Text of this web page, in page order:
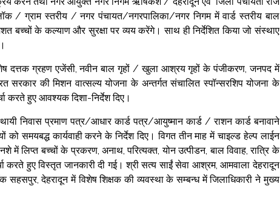
/ ग्राम स्तरीय / नगर पंचायत/नगरपालिका/नगर निगम में वार्ड स्तरीय बाल
बच्चों के कल्याण और सुरक्षा पर व्यय करेंगे। साथ ही निर्देशित किया जो संस्थाए
दत्तक ग्रहण एजेंसी, नवीन बाल गृहों / खुला आश्रय गृहों के पंजीकरण, जनपद में
सरकार की मिशन वात्सल्य योजना के अन्तर्गत संचालित स्पॉन्सरशिप योजना के
करते हुए आवश्यक दिशा-निर्देश दिए।
निवास प्रमाण पत्र/आधार कार्ड पत्र/आयुष्मान कार्ड / राशन कार्ड बनावाने
को समयबद्ध कार्यवाही करने के निर्देश दिए। विगत तीन माह में चाइल्ड हेल्प लाईन
में लिप्त बच्चों के प्रकरण, अनाथ, परित्यक्त, योन उत्पीडन, बाल विवाह, रात्रि के
हुए विस्तृत जानकारी दी गई। श्री सत्य साईं सेवा आश्रम, आमवाला देहरादून
सहसपुर, देहरादून में विशेष शिक्षक की व्यवस्था के सम्बन्ध में जिलाधिकारी ने मुख्य